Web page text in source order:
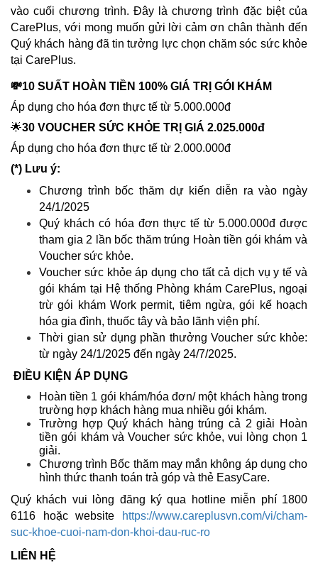
vào cuối chương trình. Đây là chương trình đặc biệt của
CarePlus, với mong muốn gửi lời cảm ơn chân thành đến
Quý khách hàng đã tin tưởng lực chọn chăm sóc sức khỏe
tại CarePlus.
💸10 SUẤT HOÀN TIỀN 100% GIÁ TRỊ GÓI KHÁM
Áp dụng cho hóa đơn thực tế từ 5.000.000đ
🌟30 VOUCHER SỨC KHỎE TRỊ GIÁ 2.025.000đ
Áp dụng cho hóa đơn thực tế từ 2.000.000đ
(*) Lưu ý:
Chương trình bốc thăm dự kiến diễn ra vào ngày
24/1/2025
Quý khách có hóa đơn thực tế từ 5.000.000đ được
tham gia 2 lần bốc thăm trúng Hoàn tiền gói khám và
Voucher sức khỏe.
Voucher sức khỏe áp dụng cho tất cả dịch vụ y tế và
gói khám tại Hệ thống Phòng khám CarePlus, ngoại
trừ gói khám Work permit, tiêm ngừa, gói kế hoạch
hóa gia đình, thuốc tây và bảo lãnh viện phí.
Thời gian sử dụng phần thưởng Voucher sức khỏe:
từ ngày 24/1/2025 đến ngày 24/7/2025.
ĐIỀU KIỆN ÁP DỤNG
Hoàn tiền 1 gói khám/hóa đơn/ một khách hàng trong
trường hợp khách hàng mua nhiều gói khám.
Trường hợp Quý khách hàng trúng cả 2 giải Hoàn
tiền gói khám và Voucher sức khỏe, vui lòng chọn 1
giải.
Chương trình Bốc thăm may mắn không áp dụng cho
hình thức thanh toán trả góp và thẻ EasyCare.
Quý khách vui lòng đăng ký qua hotline miễn phí 1800
6116 hoặc website
https://www.careplusvn.com/vi/cham-
suc-khoe-cuoi-nam-don-khoi-dau-ruc-ro
LIÊN HỆ